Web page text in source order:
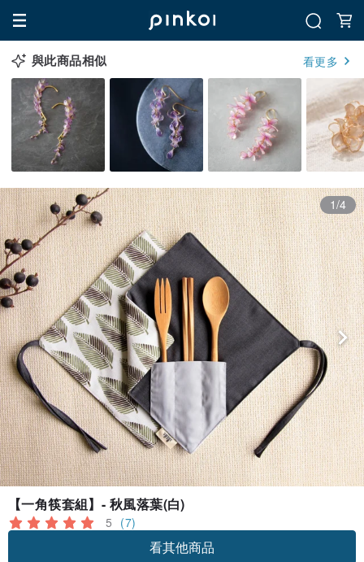
與此商品相似 看更多
1/4
【一角筷套組】- 秋風落葉(白)
5 (7)
看其他商品